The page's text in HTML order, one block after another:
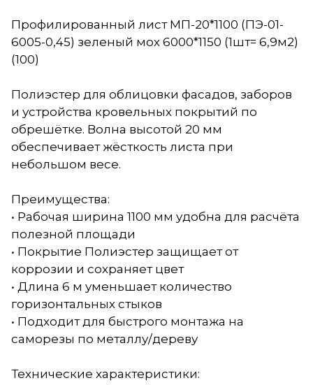
Профилированный лист МП-20*1100 (ПЭ-01-
6005-0,45) зеленый мох 6000*1150 (1шт= 6,9м2)
(100)
Полиэстер для облицовки фасадов, заборов
и устройства кровельных покрытий по
обрешётке. Волна высотой 20 мм
обеспечивает жёсткость листа при
небольшом весе.
Преимущества:
• Рабочая ширина 1100 мм удобна для расчёта
полезной площади
• Покрытие Полиэстер защищает от
коррозии и сохраняет цвет
• Длина 6 м уменьшает количество
горизонтальных стыков
• Подходит для быстрого монтажа на
саморезы по металлу/дереву
Технические характеристики: